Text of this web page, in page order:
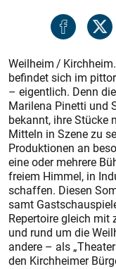
Weilheim /
befindet sich im
– eigentlich. Denn
Marilena Pinetti und
bekannt, ihre Stücke
Mitteln in Szene zu
Produktionen an
eine oder mehrere
freiem Himmel, in
schaffen. Diesen
samt
Repertoire gleich mit
und rund um die
andere – als
den Kirchheimer